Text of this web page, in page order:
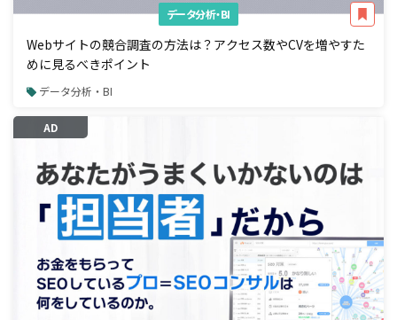
データ分析・BI
Webサイトの競合調査の方法は？アクセス数やCVを増やすた
めに見るべきポイント
データ分析・BI
AD